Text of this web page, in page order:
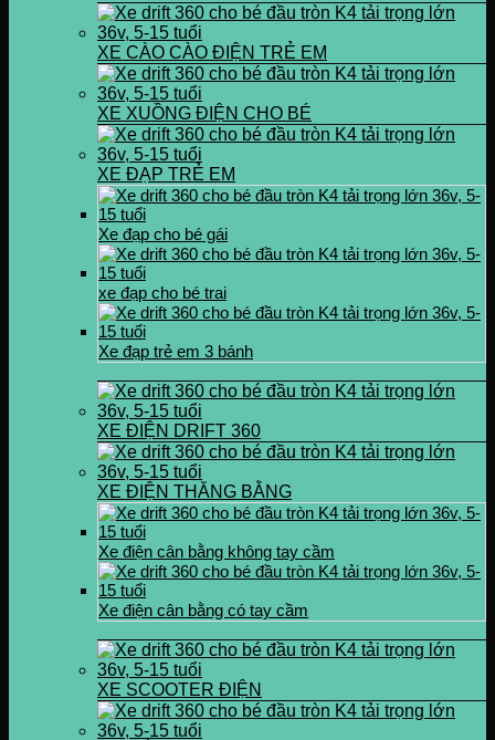
XE CÀO CÀO ĐIỆN TRẺ EM
XE XUỒNG ĐIỆN CHO BÉ
XE ĐẠP TRẺ EM
Xe đạp cho bé gái
xe đạp cho bé trai
Xe đạp trẻ em 3 bánh
XE ĐIỆN DRIFT 360
XE ĐIỆN THĂNG BẰNG
Xe điện cân bằng không tay cầm
Xe điện cân bằng có tay cầm
XE SCOOTER ĐIỆN